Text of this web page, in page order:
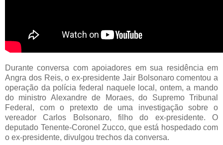
Durante conversa com apoiadores em sua residência em
Angra dos Reis, o ex-presidente Jair Bolsonaro comentou a
operação da polícia federal naquele local, ontem, a mando
do ministro Alexandre de Moraes, do Supremo Tribunal
Federal, com o pretexto de uma investigação sobre o
vereador Carlos Bolsonaro, filho do ex-presidente. O
deputado Tenente-Coronel Zucco, que está hospedado com
o ex-presidente, divulgou trechos da conversa.